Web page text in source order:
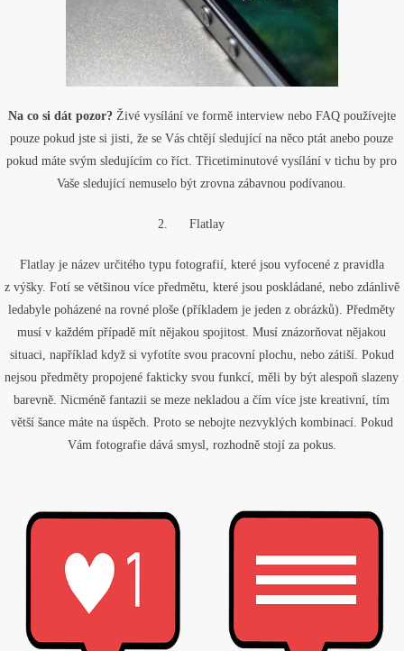
Na co si dát pozor? Živé vysílání ve formě interview nebo FAQ používejte
pouze pokud jste si jisti, že se Vás chtějí sledující na něco ptát anebo pouze
pokud máte svým sledujícím co říct. Třicetiminutové vysílání v tichu by pro
Vaše sledující nemuselo být zrovna zábavnou podívanou.
2. Flatlay
Flatlay je název určitého typu fotografií, které jsou vyfocené z pravidla
z výšky. Fotí se většinou více předmětu, které jsou poskládané, nebo zdánlivě
ledabyle poházené na rovné ploše (příkladem je jeden z obrázků). Předměty
musí v každém případě mít nějakou spojitost. Musí znázorňovat nějakou
situaci, například když si vyfotíte svou pracovní plochu, nebo zátiší. Pokud
nejsou předměty propojené fakticky svou funkcí, měli by být alespoň slazeny
barevně. Nicméně fantazii se meze nekladou a čím více jste kreativní, tím
větší šance máte na úspěch. Proto se nebojte nezvyklých kombinací. Pokud
Vám fotografie dává smysl, rozhodně stojí za pokus.